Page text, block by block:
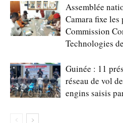
Assemblée
Camara fixe
Commission
Technologies
Guinée : 11
réseau de vol
engins saisis